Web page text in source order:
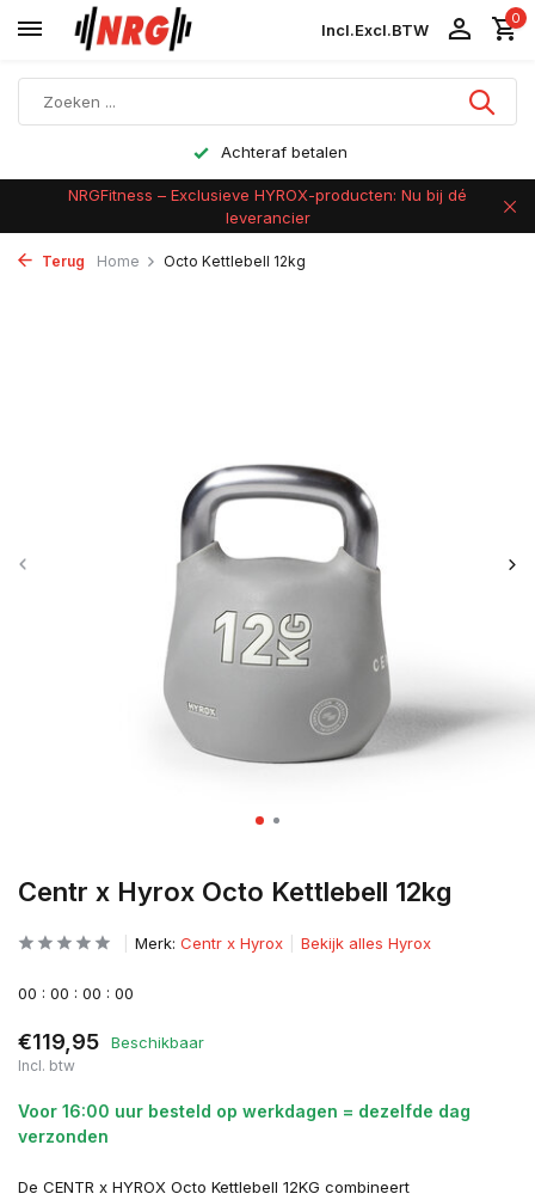
Incl.Excl.BTW
0
Achteraf betalen
NRGFitness – Exclusieve HYROX-producten: Nu bij dé
leverancier
Terug Home Octo Kettlebell 12kg
Centr x Hyrox Octo Kettlebell 12kg
Merk: Centr x Hyrox Bekijk alles Hyrox
00 : 00 : 00 : 00
€119,95 Beschikbaar
Incl. btw
Voor 16:00 uur besteld op werkdagen = dezelfde dag
verzonden
De CENTR x HYROX Octo Kettlebell 12KG combineert